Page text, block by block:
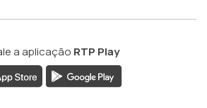
a aplicação RTP Play